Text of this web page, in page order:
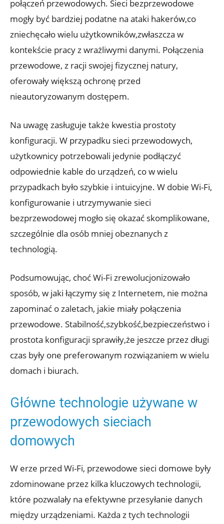
połączeń przewodowych. Sieci bezprzewodowe
mogły być bardziej podatne na ataki hakerów,co
zniechęcało wielu użytkowników,zwłaszcza w
kontekście pracy z wrażliwymi danymi. Połączenia
przewodowe, z racji swojej fizycznej natury,
oferowały większą ochronę przed
nieautoryzowanym dostępem.
Na uwagę zasługuje także kwestia prostoty
konfiguracji. W przypadku sieci przewodowych,
użytkownicy potrzebowali jedynie podłączyć
odpowiednie kable do urządzeń, co w wielu
przypadkach było szybkie i intuicyjne. W dobie Wi-Fi,
konfigurowanie i utrzymywanie sieci
bezprzewodowej mogło się okazać skomplikowane,
szczególnie dla osób mniej obeznanych z
technologią.
Podsumowując, choć Wi-Fi zrewolucjonizowało
sposób, w jaki łączymy się z Internetem, nie można
zapominać o zaletach, jakie miały połączenia
przewodowe. Stabilność,szybkość,bezpieczeństwo i
prostota konfiguracji sprawiły,że jeszcze przez długi
czas były one preferowanym rozwiązaniem w wielu
domach i biurach.
Główne technologie używane w
przewodowych sieciach
domowych
W erze przed Wi-Fi, przewodowe sieci domowe były
zdominowane przez kilka kluczowych technologii,
które pozwalały na efektywne przesyłanie danych
między urządzeniami. Każda z tych technologii